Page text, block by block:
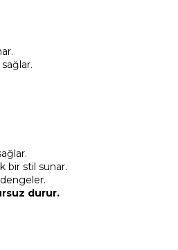
bir stil sunar.
dengeler.
durur.